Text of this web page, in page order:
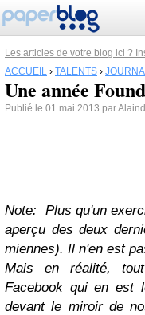
Les articles de votre blog ici ?
ACCUEIL › TALENTS ›
Une année
Publié le 01 mai 2013 par
Note: Plus qu'un
aperçu des deux
miennes). Il n'en est
Mais en réalité,
Facebook qui en est
devant le miroir de